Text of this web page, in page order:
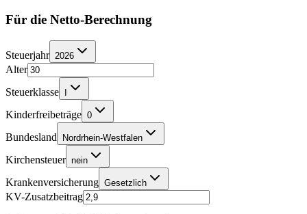
Für die Netto-Berechnung
Steuerjahr 2026
Alter
Steuerklasse
Kinderfreibeträge 0
Bundesland Nordrhein-Westfalen
Kirchensteuer nein
Krankenversicherung Gesetzlich
KV-Zusatzbeitrag